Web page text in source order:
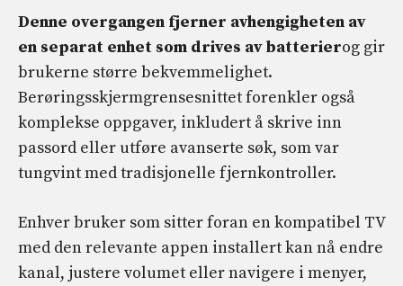
Denne overgangen fjerner avhengigheten av
en separat enhet som drives av batterierog gir
brukerne større bekvemmelighet.
Berøringsskjermgrensesnittet forenkler også
komplekse oppgaver, inkludert å skrive inn
passord eller utføre avanserte søk, som var
tungvint med tradisjonelle fjernkontroller.
Enhver bruker som sitter foran en kompatibel TV
med den relevante appen installert kan nå endre
kanal, justere volumet eller navigere i menyer,